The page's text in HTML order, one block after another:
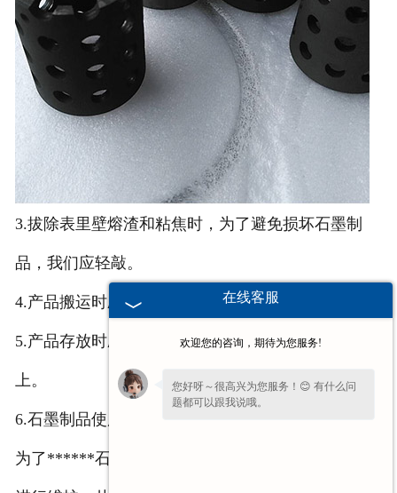
3.拔除表里壁熔渣和粘焦时，为了避免损坏石墨制
品，我们应轻敲。
4.产品搬运时应轻拿轻放，严禁摔震。
5.产品存放时应严防湿润，将其放在干燥处或木架
上。
6.石墨制品使用前应放在干燥设备或炉旁热烘烤。
为了******石墨制品质量不受损伤，我们应定期对其
在线客服
欢迎您的咨询，期待为您服务!
您好呀～很高兴为您服务！😊 有什么问
题都可以跟我说哦。